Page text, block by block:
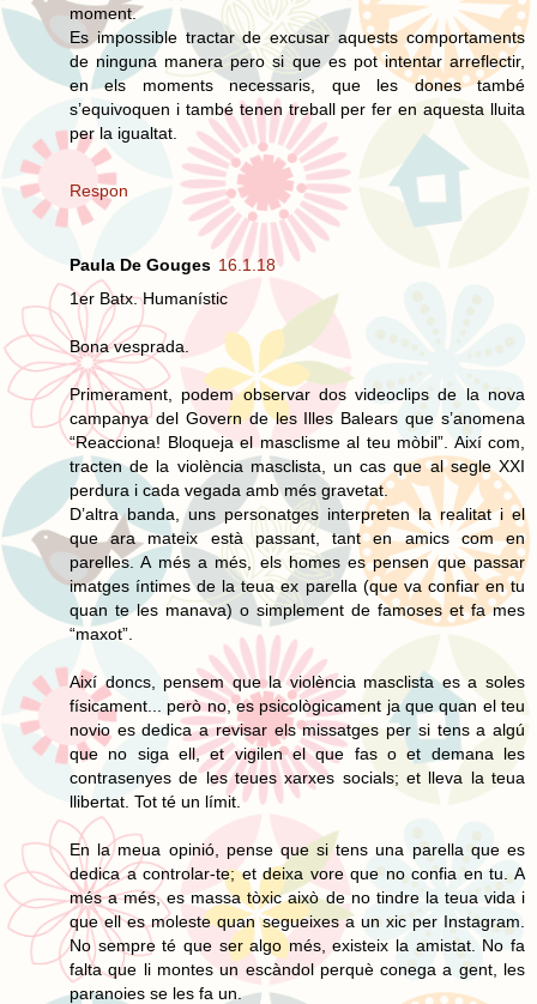
moment.
Es impossible tractar de excusar aquests comportaments
de ninguna manera pero si que es pot intentar arreflectir,
en els moments necessaris, que les dones també
s’equivoquen i també tenen treball per fer en aquesta lluita
per la igualtat.
Respon
Paula De Gouges 16.1.18
1er Batx. Humanístic
Bona vesprada.
Primerament, podem observar dos videoclips de la nova
campanya del Govern de les Illes Balears que s’anomena
“Reacciona! Bloqueja el masclisme al teu mòbil”. Així com,
tracten de la violència masclista, un cas que al segle XXI
perdura i cada vegada amb més gravetat.
D’altra banda, uns personatges interpreten la realitat i el
que ara mateix està passant, tant en amics com en
parelles. A més a més, els homes es pensen que passar
imatges íntimes de la teua ex parella (que va confiar en tu
quan te les manava) o simplement de famoses et fa mes
“maxot”.
Així doncs, pensem que la violència masclista es a soles
físicament... però no, es psicològicament ja que quan el teu
novio es dedica a revisar els missatges per si tens a algú
que no siga ell, et vigilen el que fas o et demana les
contrasenyes de les teues xarxes socials; et lleva la teua
llibertat. Tot té un límit.
En la meua opinió, pense que si tens una parella que es
dedica a controlar-te; et deixa vore que no confia en tu. A
més a més, es massa tòxic això de no tindre la teua vida i
que ell es moleste quan segueixes a un xic per Instagram.
No sempre té que ser algo més, existeix la amistat. No fa
falta que li montes un escàndol perquè conega a gent, les
paranoies se les fa un.